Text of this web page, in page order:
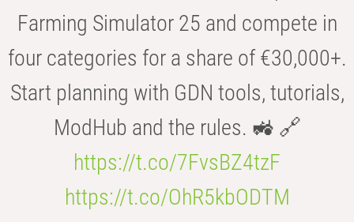
Farming Simulator 25 and compete in
four categories for a share of €30,000+.
Start planning with GDN tools, tutorials,
ModHub and the rules. 🚜 🔗
https://t.co/7FvsBZ4tzF
https://t.co/OhR5kbODTM